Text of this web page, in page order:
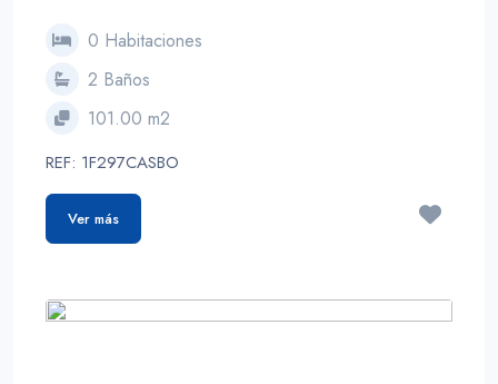
0 Habitaciones
2 Baños
101.00 m2
REF: 1F297CASBO
Ver más